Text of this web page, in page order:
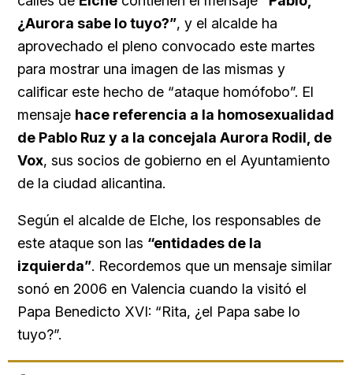
¿Aurora sabe lo tuyo?”, y el alcalde ha
aprovechado el pleno convocado este martes
para mostrar una imagen de las mismas y
calificar este hecho de “ataque homófobo”. El
mensaje hace referencia a la homosexualidad
de Pablo Ruz y a la concejala Aurora Rodil, de
Vox, sus socios de gobierno en el Ayuntamiento
de la ciudad alicantina.
Según el alcalde de Elche, los responsables de
este ataque son las “entidades de la
izquierda”. Recordemos que un mensaje similar
sonó en 2006 en Valencia cuando la visitó el
Papa Benedicto XVI: “Rita, ¿el Papa sabe lo
tuyo?”.